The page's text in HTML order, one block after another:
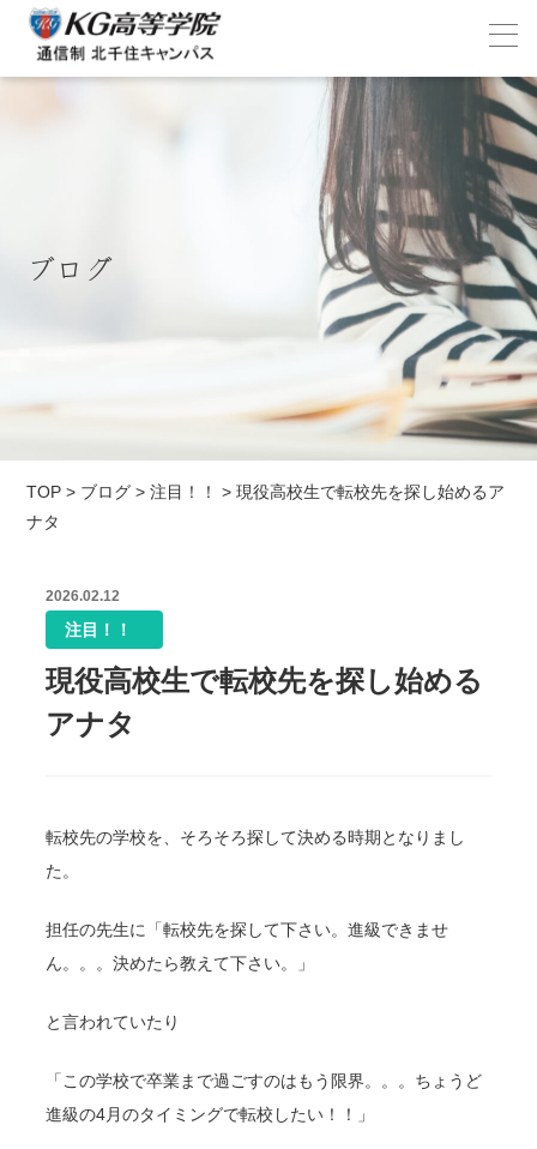
ブログ
TOP > ブログ >注目！！ >現役高校生で転校先を探し始めるア
ナタ
2026.02.12
注目！！
現役高校生で転校先を探し始める
アナタ
転校先の学校を、そろそろ探して決める時期となりまし
た。
担任の先生に「転校先を探して下さい。進級できませ
ん。。。決めたら教えて下さい。」
と言われていたり
「この学校で卒業まで過ごすのはもう限界。。。ちょうど
進級の4月のタイミングで転校したい！！」